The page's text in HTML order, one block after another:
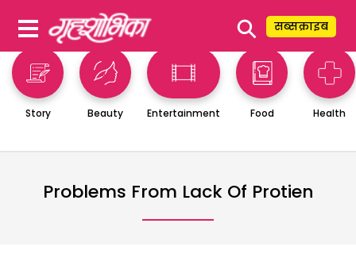
⚲ सब्सक्राइब
Story Beauty Entertainment Food Health
Problems From Lack Of Protien